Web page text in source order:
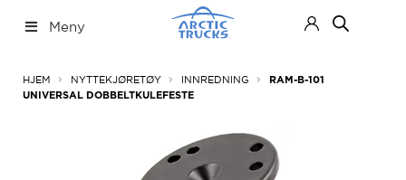
til
til
Meny
HJEM NYTTEKJØRETØY INNREDNING
RAM-B-101
UNIVERSAL DOBBELTKULEFESTE